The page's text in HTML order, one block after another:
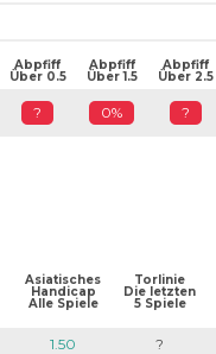
Abpfiff
Über 0.5
Abpfiff
Über 1.5
Abpfiff
Über 2.5
? 0% ?
Asiatisches
Handicap
Alle Spiele
Torlinie
Die letzten
5 Spiele
1.50 ?